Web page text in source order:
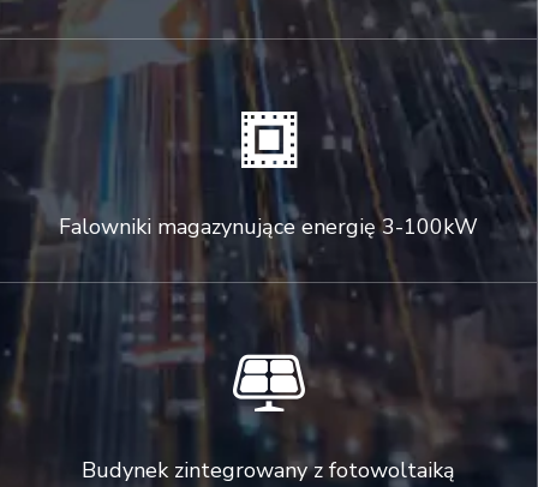

Falowniki magazynujące energię 3-100kW

Budynek zintegrowany z fotowoltaiką